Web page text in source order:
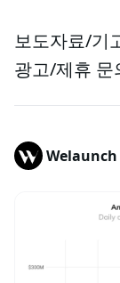
보도자료/기
광고/제휴
Welaunch